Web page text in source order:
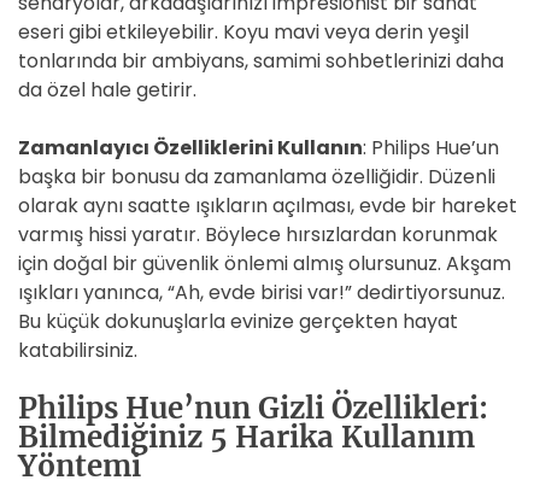
eseri gibi etkileyebilir. Koyu mavi veya derin yeşil
tonlarında bir ambiyans, samimi sohbetlerinizi daha
da özel hale getirir.
Zamanlayıcı Özelliklerini Kullanın: Philips Hue’un
başka bir bonusu da zamanlama özelliğidir. Düzenli
olarak aynı saatte ışıkların açılması, evde bir hareket
varmış hissi yaratır. Böylece hırsızlardan korunmak
için doğal bir güvenlik önlemi almış olursunuz. Akşam
ışıkları yanınca, “Ah, evde birisi var!” dedirtiyorsunuz.
Bu küçük dokunuşlarla evinize gerçekten hayat
katabilirsiniz.
Philips Hue’nun Gizli Özellikleri:
Bilmediğiniz 5 Harika Kullanım
Yöntemi